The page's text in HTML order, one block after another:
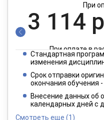
При
3 114
При оплате в
1 557
При оплате в
Стандартная
изменения
Срок отправки
окончания обучения
Внесение данных об
календарных дней с
Смотреть еще (1)